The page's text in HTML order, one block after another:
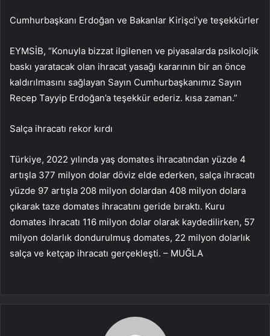
Cumhurbaşkanı Erdoğan ve Bakanlar Kirişci’ye teşekkürler
EYMSİB, “Konuyla bizzat ilgilenen ve piyasalarda psikolojik
baskı yaratacak olan ihracat yasağı kararının bir an önce
kaldırılmasını sağlayan Sayın Cumhurbaşkanımız Sayın
Recep Tayyip Erdoğan’a teşekkür ederiz. kısa zaman.”
Salça ihracatı rekor kırdı
Türkiye, 2022 yılında yaş domates ihracatından yüzde 4
artışla 377 milyon dolar döviz elde ederken, salça ihracatı
yüzde 97 artışla 208 milyon dolardan 408 milyon dolara
çıkarak taze domates ihracatını geride bıraktı. Kuru
domates ihracatı 116 milyon dolar olarak kaydedilirken, 57
milyon dolarlık dondurulmuş domates, 22 milyon dolarlık
salça ve ketçap ihracatı gerçekleşti. – MUĞLA